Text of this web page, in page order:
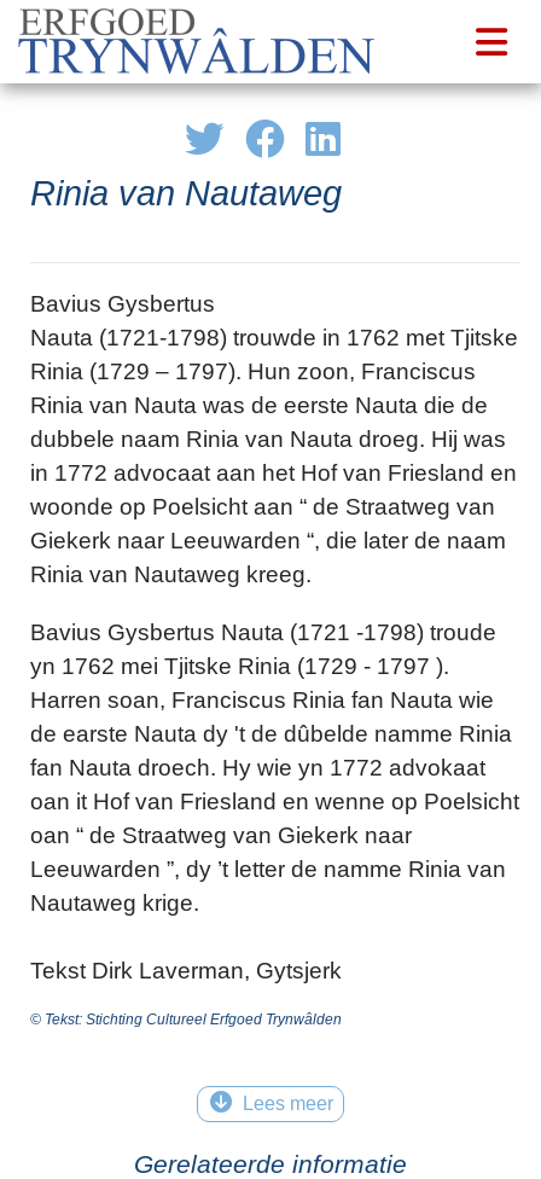
Rinia van Nautaweg
Bavius Gysbertus
Nauta (1721-1798) trouwde in 1762 met Tjitske
Rinia (1729 – 1797). Hun zoon, Franciscus
Rinia van Nauta was de eerste Nauta die de
dubbele naam Rinia van Nauta droeg. Hij was
in 1772 advocaat aan het Hof van Friesland en
woonde op Poelsicht aan “ de Straatweg van
Giekerk naar Leeuwarden “, die later de naam
Rinia van Nautaweg kreeg.
Bavius Gysbertus Nauta (1721 -1798) troude
yn 1762 mei Tjitske Rinia (1729 - 1797 ).
Harren soan, Franciscus Rinia fan Nauta wie
de earste Nauta dy 't de dûbelde namme Rinia
fan Nauta droech. Hy wie yn 1772 advokaat
oan it Hof van Friesland en wenne op Poelsicht
oan “ de Straatweg van Giekerk naar
Leeuwarden ”, dy ’t letter de namme Rinia van
Nautaweg krige.
Tekst Dirk Laverman, Gytsjerk
© Tekst: Stichting Cultureel Erfgoed Trynwâlden
Lees meer
Gerelateerde informatie